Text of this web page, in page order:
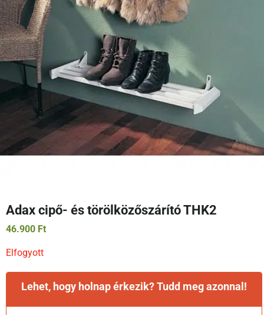
Adax cipő- és törölközőszárító THK2
46.900 Ft
Elfogyott
Lehet, hogy holnap érkezik? Tudd meg azonnal!